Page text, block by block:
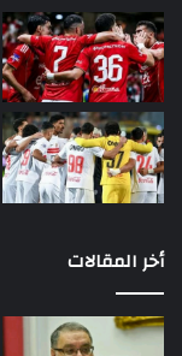
أخر المقالات